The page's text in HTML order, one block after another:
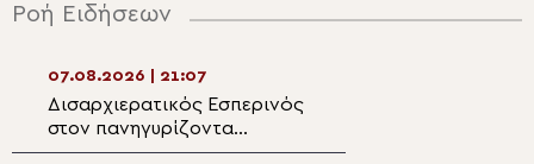
Ροή Ειδήσεων
07.08.2026 | 21:07
Δισαρχιερατικός Εσπερινός
στον πανηγυρίζοντα
Μητροπολιτικό Ναό της